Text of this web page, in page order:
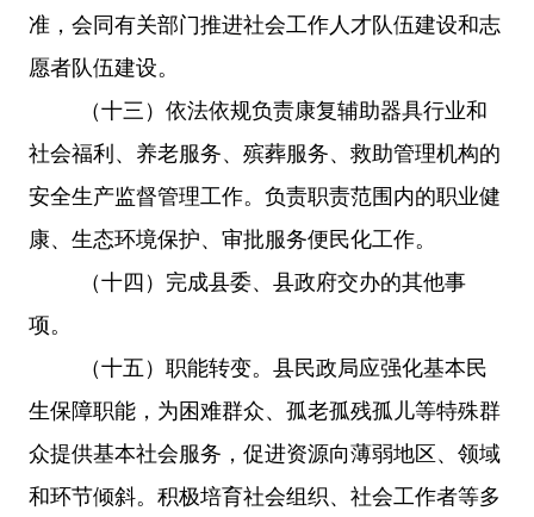
准，会同有关部门推进社会工作人才队伍建设和志
愿者队伍建设。
（十三）依法依规负责康复辅助器具行业和
社会福利、养老服务、殡葬服务、救助管理机构的
安全生产监督管理工作。负责职责范围内的职业健
康、生态环境保护、审批服务便民化工作。
（十四）完成县委、县政府交办的其他事
项。
（十五）职能转变。县民政局应强化基本民
生保障职能，为困难群众、孤老孤残孤儿等特殊群
众提供基本社会服务，促进资源向薄弱地区、领域
和环节倾斜。积极培育社会组织、社会工作者等多